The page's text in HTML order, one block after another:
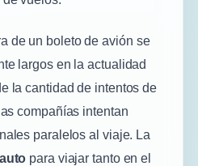
de un boleto de avión se
largos en la actualidad
la cantidad de intentos de
compañías intentan
paralelos al viaje. La
para viajar tanto en el